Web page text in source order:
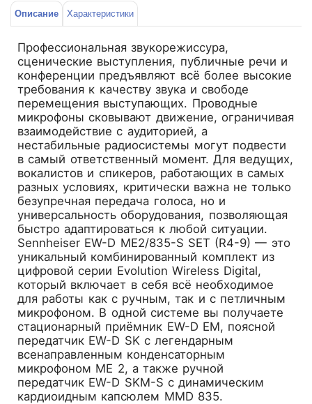
Описание Характеристики
Профессиональная звукорежиссура,
сценические выступления, публичные речи и
конференции предъявляют всё более высокие
требования к качеству звука и свободе
перемещения выступающих. Проводные
микрофоны сковывают движение, ограничивая
взаимодействие с аудиторией, а
нестабильные радиосистемы могут подвести
в самый ответственный момент. Для ведущих,
вокалистов и спикеров, работающих в самых
разных условиях, критически важна не только
безупречная передача голоса, но и
универсальность оборудования, позволяющая
быстро адаптироваться к любой ситуации.
Sennheiser EW-D ME2/835-S SET (R4-9) — это
уникальный комбинированный комплект из
цифровой серии Evolution Wireless Digital,
который включает в себя всё необходимое
для работы как с ручным, так и с петличным
микрофоном. В одной системе вы получаете
стационарный приёмник EW-D EM, поясной
передатчик EW-D SK с легендарным
всенаправленным конденсаторным
микрофоном ME 2, а также ручной
передатчик EW-D SKM-S с динамическим
кардиоидным капсюлем MMD 835.